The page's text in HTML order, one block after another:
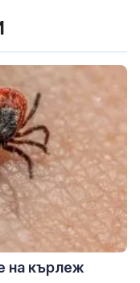
на кърлеж